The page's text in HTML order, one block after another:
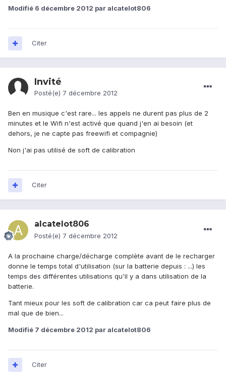
Modifié 6 décembre 2012 par alcatelot806
Citer
Invité
Posté(e) 7 décembre 2012
Ben en musique c'est rare... les appels ne durent pas plus de 2
minutes et le Wifi n'est activé que quand j'en ai besoin (et
dehors, je ne capte pas freewifi et compagnie)
Non j'ai pas utilisé de soft de calibration
Citer
alcatelot806
Posté(e) 7 décembre 2012
A la prochaine charge/décharge complète avant de le recharger
donne le temps total d'utilisation (sur la batterie depuis : ...) les
temps des différentes utilisations qu'il y a dans utilisation de la
batterie.
Tant mieux pour les soft de calibration car ca peut faire plus de
mal que de bien...
Modifié 7 décembre 2012 par alcatelot806
Citer